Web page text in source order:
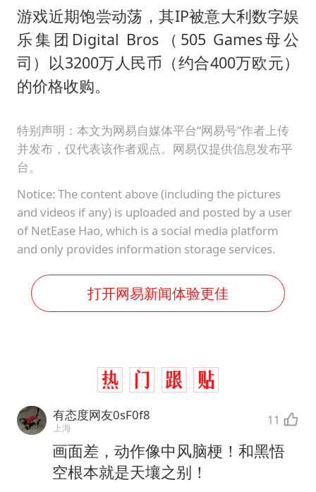
游戏近期饱尝动荡，其IP被意大利数字娱
乐集团Digital Bros（505 Games母公
司）以3200万人民币（约合400万欧元）
的价格收购。
特别声明：本文为网易自媒体平台“网易号”作者上传
并发布，仅代表该作者观点。网易仅提供信息发布平
台。
Notice: The content above (including the pictures
and videos if any) is uploaded and posted by a user
of NetEase Hao, which is a social media platform
and only provides information storage services.
打开网易新闻体验更佳
有态度网友0sF0f8
上海 11
画面差，动作像中风脑梗！和黑悟
空根本就是天壤之别！